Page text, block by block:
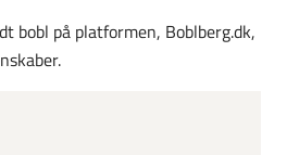
bobl på platformen, Boblberg.dk,